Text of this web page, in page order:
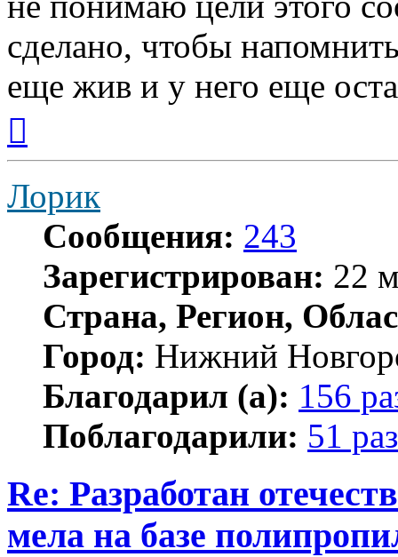
сделано, чтобы
еще жив и у него еще
началу
Лорик
Сообщения: 243
Зарегистрирован: 22
Страна, Регион,
Город: Нижний
Благодарил (а): 156
Поблагодарили: 51 раз
Re: Разработан
мела на базе